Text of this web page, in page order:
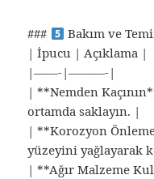
###
Bakım ve
| İpucu | Açıklama |
|——-|———-|
| **Nemden
ortamda saklayın. |
| **Korozyon
yüzeyini yağlayarak
| **Ağır Malzeme